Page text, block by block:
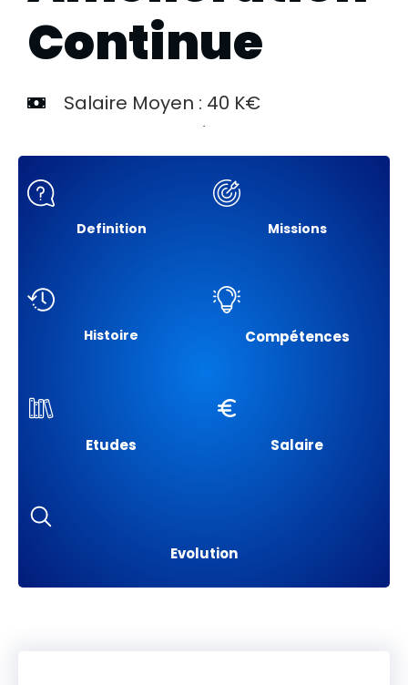
Continue
Salaire Moyen : 40 K€
Definition Missions
Histoire Compétences
Etudes Salaire
Evolution